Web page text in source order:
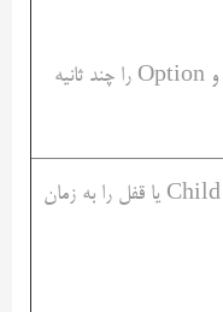
دکمه Start و Option را چند ثانیه
دکمه Child Lock یا قفل را به زمان